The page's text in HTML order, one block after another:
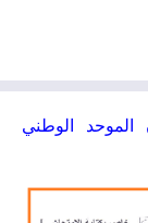
الموحد الوطني